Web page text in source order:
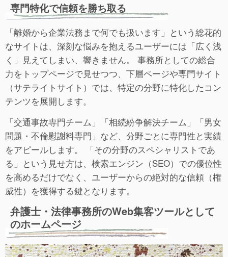
専門特化で信頼を勝ち取る
「離婚から企業法務まで何でも扱います」という総花的
なサイトは、深刻な悩みを抱えるユーザーには「広く浅
く」見えてしまい、響きません。 事務所としての総合
力をトップページで見せつつ、下層ページや専門サイト
（サテライトサイト）では、特定の分野に特化したコン
テンツを展開します。
「交通事故専門チーム」「相続紛争解決チーム」「男女
問題・不倫慰謝料専門」など、分野ごとに専門性と実績
をアピールします。 「その分野のスペシャリストであ
る」という見せ方は、検索エンジン（SEO）での優位性
を高めるだけでなく、ユーザーからの絶対的な信頼（権
威性）を獲得する鍵となります。
弁護士・法律事務所のWeb集客ツールとして
のホームページ